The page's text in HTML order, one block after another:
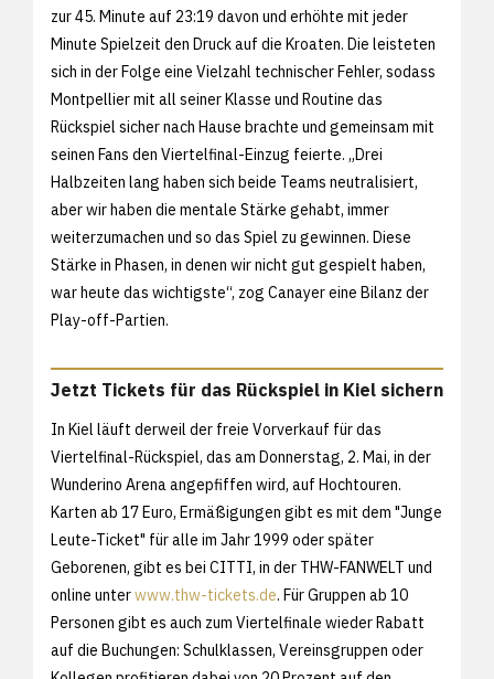
zur 45. Minute auf 23:19 davon und erhöhte mit jeder
Minute Spielzeit den Druck auf die Kroaten. Die leisteten
sich in der Folge eine Vielzahl technischer Fehler, sodass
Montpellier mit all seiner Klasse und Routine das
Rückspiel sicher nach Hause brachte und gemeinsam mit
seinen Fans den Viertelfinal-Einzug feierte. „Drei
Halbzeiten lang haben sich beide Teams neutralisiert,
aber wir haben die mentale Stärke gehabt, immer
weiterzumachen und so das Spiel zu gewinnen. Diese
Stärke in Phasen, in denen wir nicht gut gespielt haben,
war heute das wichtigste“, zog Canayer eine Bilanz der
Play-off-Partien.
Jetzt Tickets für das Rückspiel in Kiel sichern
In Kiel läuft derweil der freie Vorverkauf für das
Viertelfinal-Rückspiel, das am Donnerstag, 2. Mai, in der
Wunderino Arena angepfiffen wird, auf Hochtouren.
Karten ab 17 Euro, Ermäßigungen gibt es mit dem "Junge
Leute-Ticket" für alle im Jahr 1999 oder später
Geborenen, gibt es bei CITTI, in der THW-FANWELT und
online unterwww.thw-tickets.de. Für Gruppen ab 10
Personen gibt es auch zum Viertelfinale wieder Rabatt
auf die Buchungen: Schulklassen, Vereinsgruppen oder